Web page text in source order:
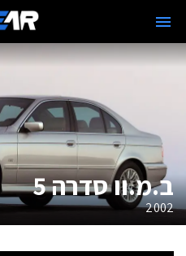
ב.מ.וו סדרה 5
2002